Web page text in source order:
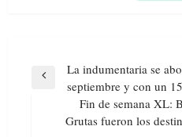
Navegación
entradas
Previous
La indumentaria se
septiembre y con un
Next
Fin de semana XL:
Grutas fueron los